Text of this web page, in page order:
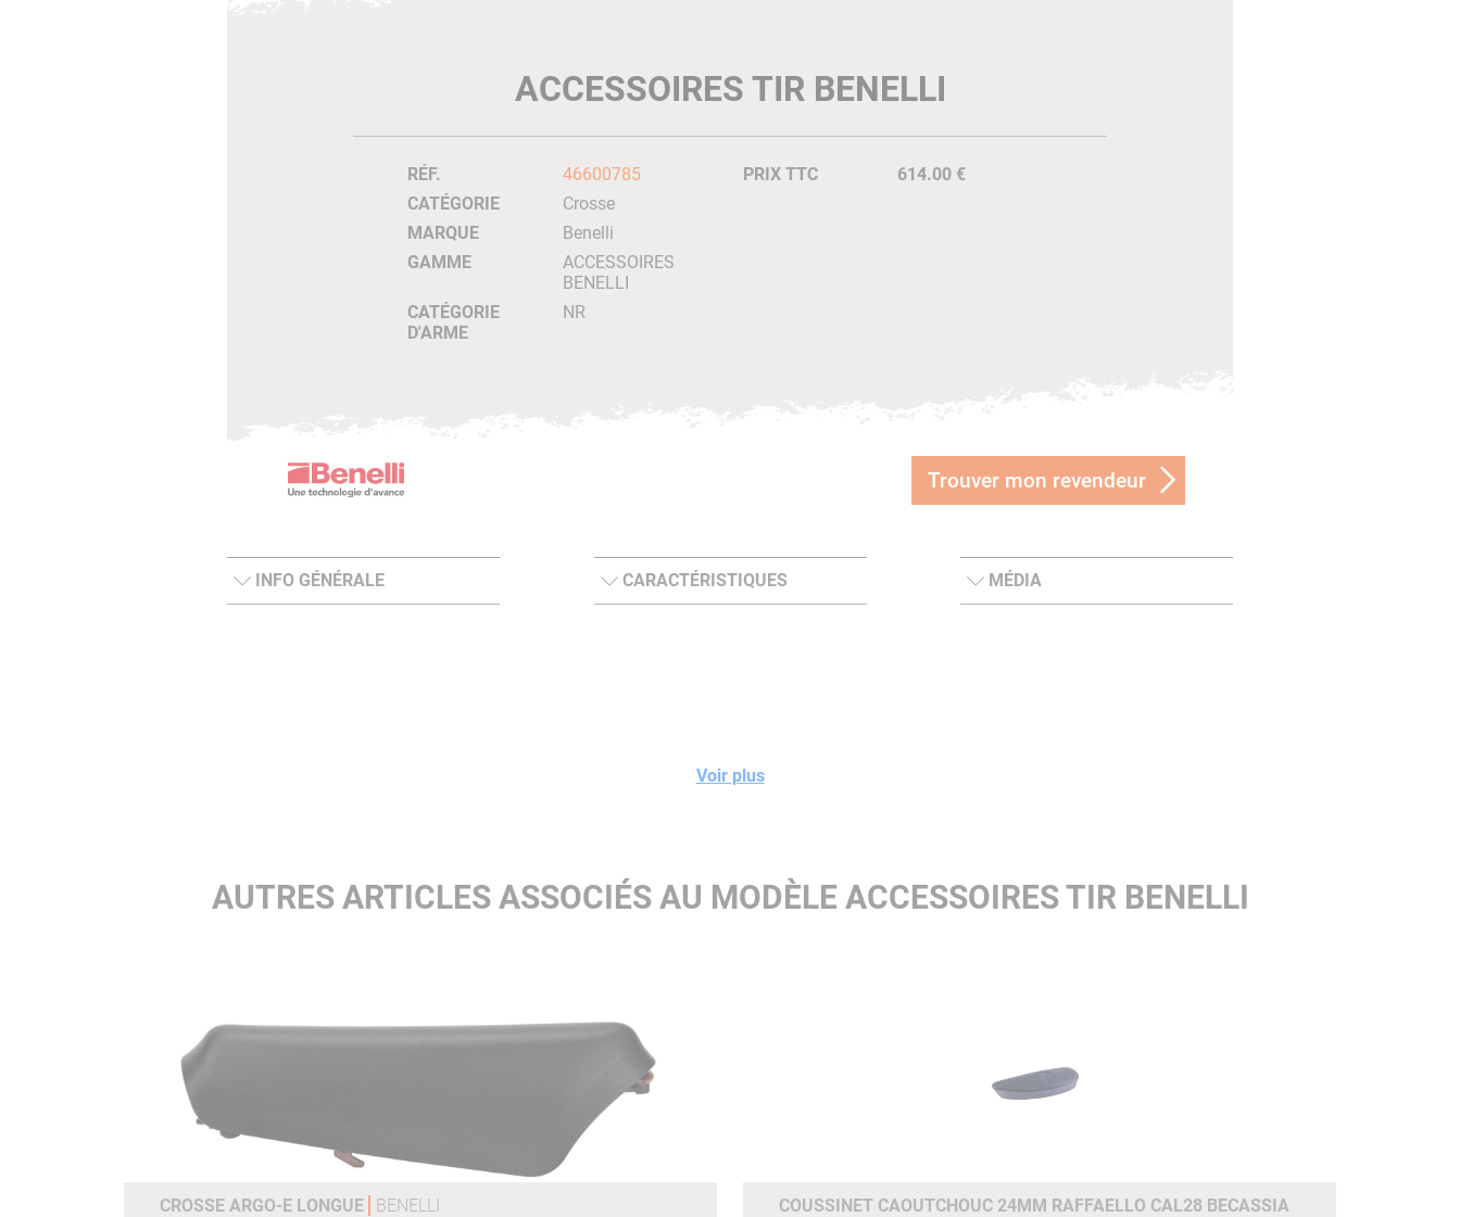
ACCESSOIRES TIR BENELLI
RÉF.
46600785
CATÉGORIE
Crosse
MARQUE
Benelli
GAMME
ACCESSOIRES
BENELLI
CATÉGORIE
D'ARME
NR
PRIX TTC 614.00 €
Trouver mon revendeur
INFO GÉNÉRALE CARACTÉRISTIQUES MÉDIA
Voir plus
AUTRES ARTICLES ASSOCIÉS AU MODÈLE ACCESSOIRES TIR BENELLI
CROSSE ARGO-E LONGUE BENELLI
COUSSINET CAOUTCHOUC 24MM RAFFAELLO CAL28 BECASSIA